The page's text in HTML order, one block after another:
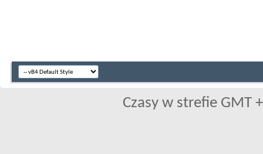
Czasy w strefie GMT